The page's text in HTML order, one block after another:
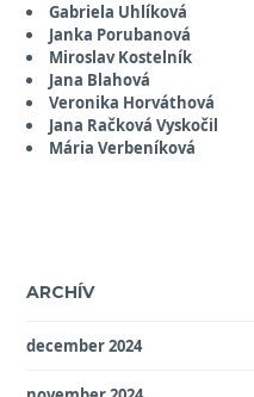
Gabriela Uhlíková
Janka Porubanová
Miroslav Kostelník
Jana Blahová
Veronika Horváthová
Jana Račková Vyskočil
Mária Verbeníková
ARCHÍV
december 2024